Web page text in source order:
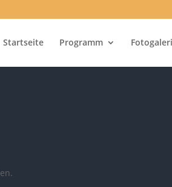
Startseite Programm